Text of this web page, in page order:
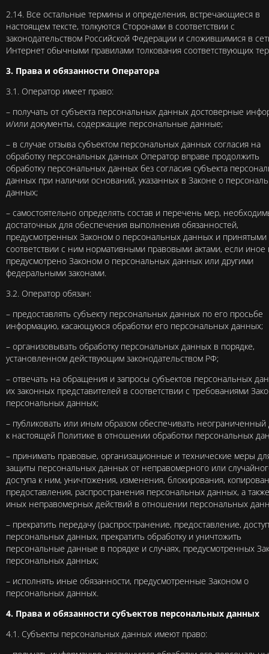
2.14. Все остальные термины и определения, встречающиеся в
настоящем тексте, толкуются Сторонами в соответствии с
законодательством Российской Федерации и сложившимися в
Интернет обычными правилами толкования соответствующих
3. Права и обязанности Оператора
3.1. Оператор имеет право:
– получать от субъекта персональных данных достоверные
и/или документы, содержащие персональные данные;
– в случае отзыва субъектом персональных данных согласия на
обработку персональных данных Оператор вправе продолжить
обработку персональных данных без согласия субъекта
данных при наличии оснований, указанных в Законе о
данных;
– самостоятельно определять состав и перечень мер,
достаточных для обеспечения выполнения обязанностей,
предусмотренных Законом о персональных данных и принятыми
соответствии с ним нормативными правовыми актами, если иное
предусмотрено Законом о персональных данных или другими
федеральными законами.
3.2. Оператор обязан:
– предоставлять субъекту персональных данных по его просьбе
информацию, касающуюся обработки его персональных данных;
– организовывать обработку персональных данных в порядке,
установленном действующим законодательством РФ;
– отвечать на обращения и запросы субъектов персональных
их законных представителей в соответствии с требованиями
персональных данных;
– публиковать или иным образом обеспечивать неограниченный
к настоящей Политике в отношении обработки персональных
– принимать правовые, организационные и технические меры
защиты персональных данных от неправомерного или
доступа к ним, уничтожения, изменения, блокирования,
предоставления, распространения персональных данных, а
иных неправомерных действий в отношении персональных
– прекратить передачу (распространение, предоставление,
персональных данных, прекратить обработку и уничтожить
персональные данные в порядке и случаях, предусмотренных
персональных данных;
– исполнять иные обязанности, предусмотренные Законом о
персональных данных.
4. Права и обязанности субъектов персональных данных
4.1. Субъекты персональных данных имеют право: